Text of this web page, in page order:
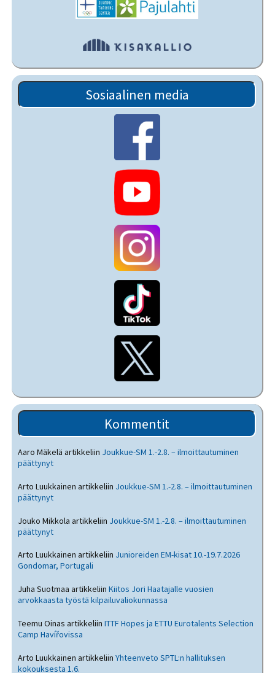
Sosiaalinen media
Kommentit
Aaro Mäkelä artikkeliin Joukkue-SM 1.-2.8. – ilmoittautuminen
päättynyt
Arto Luukkainen artikkeliin Joukkue-SM 1.-2.8. – ilmoittautuminen
päättynyt
Jouko Mikkola artikkeliin Joukkue-SM 1.-2.8. – ilmoittautuminen
päättynyt
Arto Luukkainen artikkeliin Junioreiden EM-kisat 10.-19.7.2026
Gondomar, Portugali
Juha Suotmaa artikkeliinKiitos Jori Haatajalle vuosien
arvokkaasta työstä kilpailuvaliokunnassa
Teemu Oinas artikkeliinITTF Hopes ja ETTU Eurotalents Selection
Camp Havířovissa
Arto Luukkainen artikkeliinYhteenveto SPTL:n hallituksen
kokouksesta 1.6.